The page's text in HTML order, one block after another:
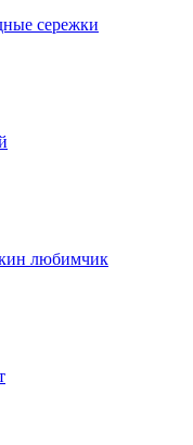
сережки
любимчик